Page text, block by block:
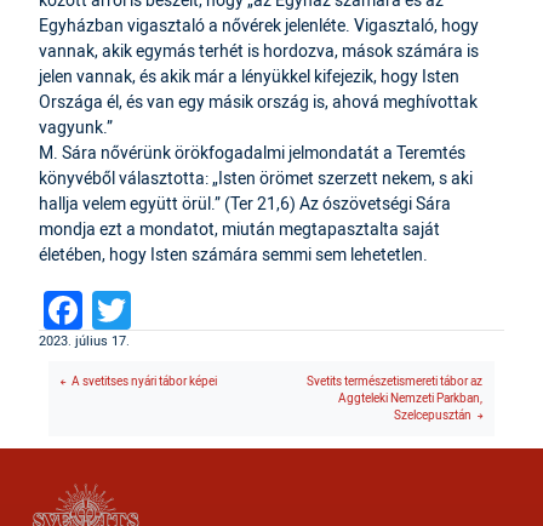
Egyházban vigasztaló a nővérek jelenléte. Vigasztaló, hogy
vannak, akik egymás terhét is hordozva, mások számára is
jelen vannak, és akik már a lényükkel kifejezik, hogy Isten
Országa él, és van egy másik ország is, ahová meghívottak
vagyunk.”
M. Sára nővérünk örökfogadalmi jelmondatát a Teremtés
könyvéből választotta: „Isten örömet szerzett nekem, s aki
hallja velem együtt örül.” (Ter 21,6) Az ószövetségi Sára
mondja ezt a mondatot, miután megtapasztalta saját
életében, hogy Isten számára semmi sem lehetetlen.
Facebook
2023. július 17.
A svetitses nyári tábor képei
Svetits természetismereti tábor az
Aggteleki Nemzeti Parkban,
Szelcepusztán